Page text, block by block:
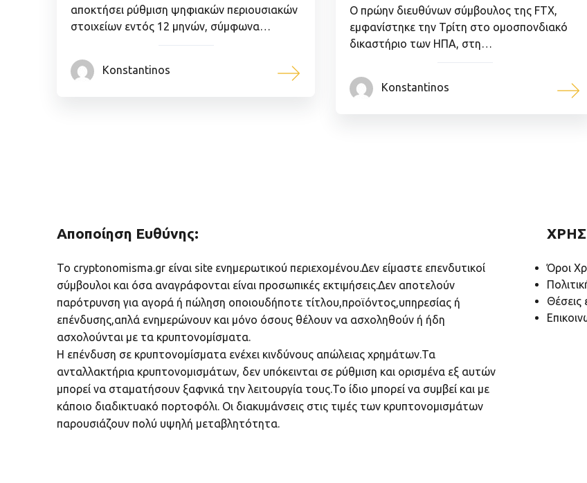
αποκτήσει ρύθμιση ψηφιακών περιουσιακών
στοιχείων εντός 12 μηνών, σύμφωνα…
Konstantinos
Ο πρώην διευθύνων σύμβουλος της FTX,
εμφανίστηκε την Τρίτη στο ομοσπονδιακό
δικαστήριο των ΗΠΑ, στη…
Konstantinos
Αποποίηση Ευθύνης:
Το cryptonomisma.gr είναι site ενημερωτικού περιεχομένου.Δεν είμαστε επενδυτικοί
σύμβουλοι και όσα αναγράφονται είναι προσωπικές εκτιμήσεις.Δεν αποτελούν
παρότρυνση για αγορά ή πώληση οποιουδήποτε τίτλου,προϊόντος,υπηρεσίας ή
επένδυσης,απλά ενημερώνουν και μόνο όσους θέλουν να ασχοληθούν ή ήδη
ασχολούνται με τα κρυπτονομίσματα.
Η επένδυση σε κρυπτονομίσματα ενέχει κινδύνους απώλειας χρημάτων.Τα
ανταλλακτήρια κρυπτονομισμάτων, δεν υπόκεινται σε ρύθμιση και ορισμένα εξ αυτών
μπορεί να σταματήσουν ξαφνικά την λειτουργία τους.Το ίδιο μπορεί να συμβεί και με
κάποιο διαδικτυακό πορτοφόλι. Οι διακυμάνσεις στις τιμές των κρυπτονομισμάτων
παρουσιάζουν πολύ υψηλή μεταβλητότητα.
Όροι
Θέσεις